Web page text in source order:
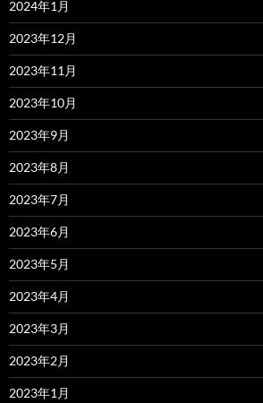
2024年1月
2023年12月
2023年11月
2023年10月
2023年9月
2023年8月
2023年7月
2023年6月
2023年5月
2023年4月
2023年3月
2023年2月
2023年1月